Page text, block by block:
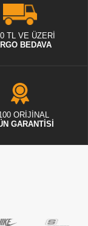
TL VE ÜZERİ
BEDAVA
ORİJİNAL
GARANTİSİ